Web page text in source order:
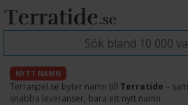
NYTT NAMN
Terraspel.se byter namn till Terratide –
snabba leveranser, bara ett nytt namn.